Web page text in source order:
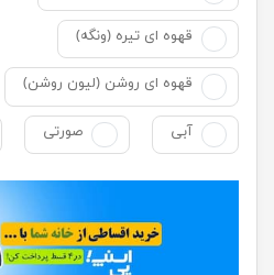
قهوه ای تیره (ونگه)
قهوه ای روشن (لیون روشن)
آبی صورتی